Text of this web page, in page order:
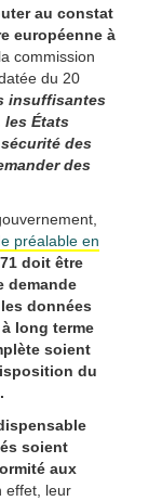
au constat
européenne à
commission
du 20
insuffisantes
les États
des
des
préalable en
doit être
demande
données
long terme
soient
du
soient
aux
effet, leur